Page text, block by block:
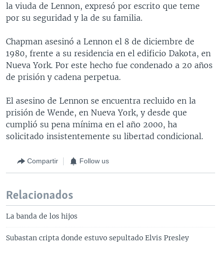
la viuda de Lennon, expresó por escrito que teme
por su seguridad y la de su familia.
Chapman asesinó a Lennon el 8 de diciembre de
1980, frente a su residencia en el edificio Dakota, en
Nueva York. Por este hecho fue condenado a 20 años
de prisión y cadena perpetua.
El asesino de Lennon se encuentra recluido en la
prisión de Wende, en Nueva York, y desde que
cumplió su pena mínima en el año 2000, ha
solicitado insistentemente su libertad condicional.
Compartir Follow us
Relacionados
La banda de los hijos
Subastan cripta donde estuvo sepultado Elvis Presley